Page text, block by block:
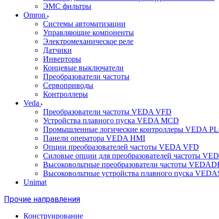
ЭМС фильтры
Omron
Системы автоматизации
Управляющие компоненты
Электромеханическое реле
Датчики
Инверторы
Концевые выключатели
Преобразователи частоты
Сервоприводы
Контроллеры
Veda
Преобразователи частоты VEDA VFD
Устройства плавного пуска VEDA MCD
Промышленные логические контроллеры VEDA
Панели оператора VEDA HMI
Опции преобразователей частоты VEDA VFD
Силовые опции для преобразователей частоты
Высоковольтные преобразователи частоты
Высоковольтные устройства плавного пуска
Unimat
Прочие направления
Конструирование